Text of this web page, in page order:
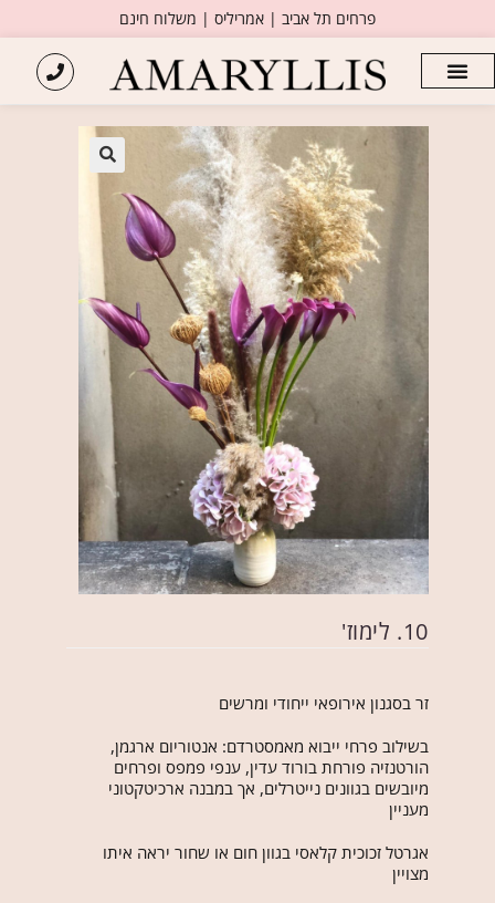
פרחים תל אביב | אמריליס | משלוח חינם
10. לימוז'
זר בסגנון אירופאי ייחודי ומרשים
בשילוב פרחי ייבוא מאמסטרדם: אנטוריום ארגמן,
הורטנזיה פורחת בורוד עדין, ענפי פמפס ופרחים
מיובשים בגוונים נייטרלים, אך במבנה ארכיטקטוני
מעניין
אגרטל זכוכית קלאסי בגוון חום או שחור יראה איתו
מצויין